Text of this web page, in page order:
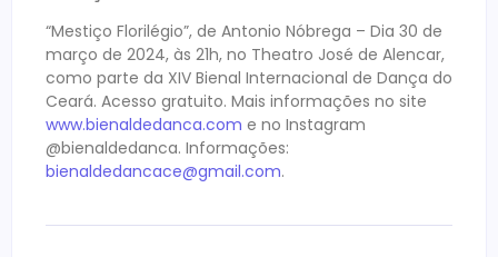
“Mestiço Florilégio”, de Antonio Nóbrega – Dia 30 de
março de 2024, às 21h, no Theatro José de Alencar,
como parte da XIV Bienal Internacional de Dança do
Ceará. Acesso gratuito. Mais informações no site
www.bienaldedanca.com e no Instagram
@bienaldedanca. Informações:
bienaldedancace@gmail.com.